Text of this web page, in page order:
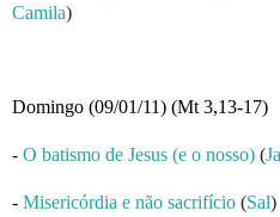
Camila)
Domingo (09/01/11) (Mt 3,13-17)
- O batismo de Jesus (e o nosso) (
- Misericórdia e não sacrifício (Sal)